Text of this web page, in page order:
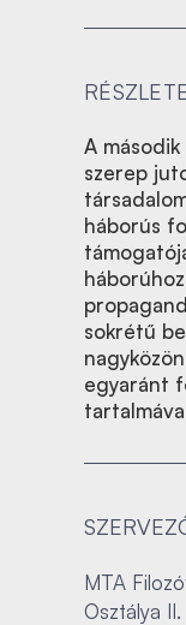
A
szerep
háborús
sokrétű
egyaránt
MTA
Osztálya